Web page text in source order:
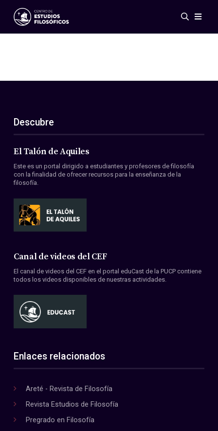
Eventos
ES
EN
Acerca de nosotros
Miembros
Convenios
Descubre
El Talón de Aquiles
Este es un portal dirigido a estudiantes y profesores de filosofía
con la finalidad de ofrecer recursos para la enseñanza de la
filosofía.
Canal de videos del CEF
El canal de videos del CEF en el portal eduCast de la PUCP contiene
todos los videos disponibles de nuestras actividades.
Enlaces relacionados
Areté - Revista de Filosofía
Revista Estudios de Filosofía
Pregrado en Filosofía